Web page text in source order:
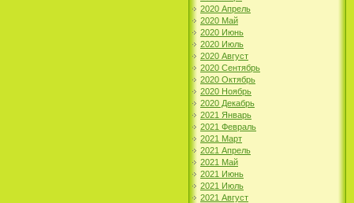
2020 Апрель
2020 Май
2020 Июнь
2020 Июль
2020 Август
2020 Сентябрь
2020 Октябрь
2020 Ноябрь
2020 Декабрь
2021 Январь
2021 Февраль
2021 Март
2021 Апрель
2021 Май
2021 Июнь
2021 Июль
2021 Август